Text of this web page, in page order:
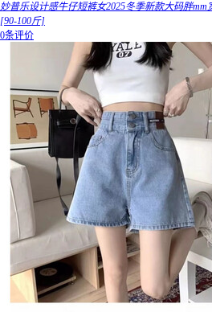
妙普乐设计感牛仔短裤女2025冬季新款大码胖
[90-100斤]
0条评价